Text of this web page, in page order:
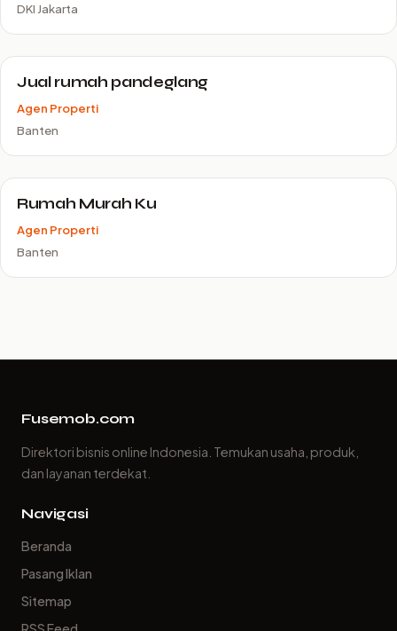
DKI Jakarta
Jual rumah pandeglang
Agen Properti
Banten
Rumah Murah Ku
Agen Properti
Banten
Fusemob.com
Direktori bisnis online Indonesia. Temukan usaha, produk,
dan layanan terdekat.
Navigasi
Beranda
Pasang Iklan
Sitemap